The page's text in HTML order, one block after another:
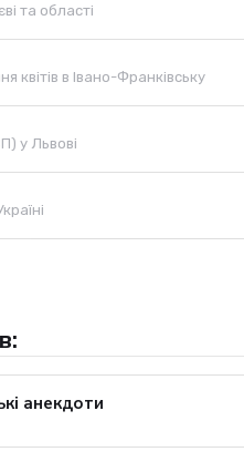
та області
квітів в Івано-Франківську
у Львові
анекдоти